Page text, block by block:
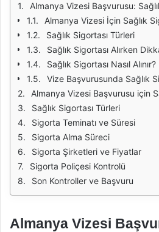
Almanya Vizesi Başvurusu:
Almanya Vizesi İçin Sağlık
Sağlık Sigortası Türleri
Sağlık Sigortası Alırken
Sağlık Sigortası Nasıl Alınır?
Vize Başvurusunda Sağlık
Almanya Vizesi Başvurusu için
Sağlık Sigortası Türleri
Sigorta Teminatı ve Süresi
Sigorta Alma Süreci
Sigorta Şirketleri ve Fiyatlar
Sigorta Poliçesi Kontrolü
Son Kontroller ve Başvuru
Almanya Vizesi